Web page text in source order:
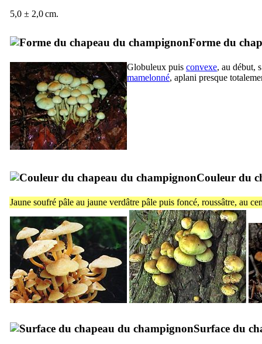
5,0 ± 2,0 cm.
Forme du
Globuleux puis convexe, au début,
mamelonné, aplani presque
Couleur du
Jaune soufré pâle au jaune verdâtre pâle puis foncé, roussâtre, au
Surface du